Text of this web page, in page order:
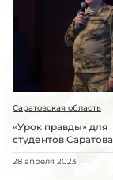
Саратовская область
«Урок правды» для
студентов Саратова
28 апреля 2023